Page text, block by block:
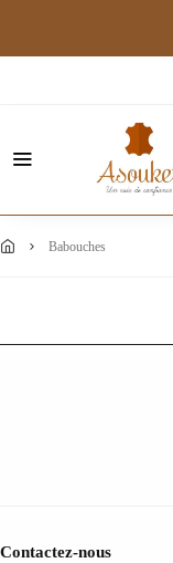
babouches
Contactez-nous